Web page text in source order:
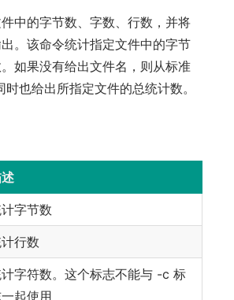
的字节数、字数、行数，并将
。该命令统计指定文件中的字节
如果没有给出文件名，则从标准
也给出所指定文件的总统计数。
字节数
行数
字符数。这个标志不能与 -c 标
起使用